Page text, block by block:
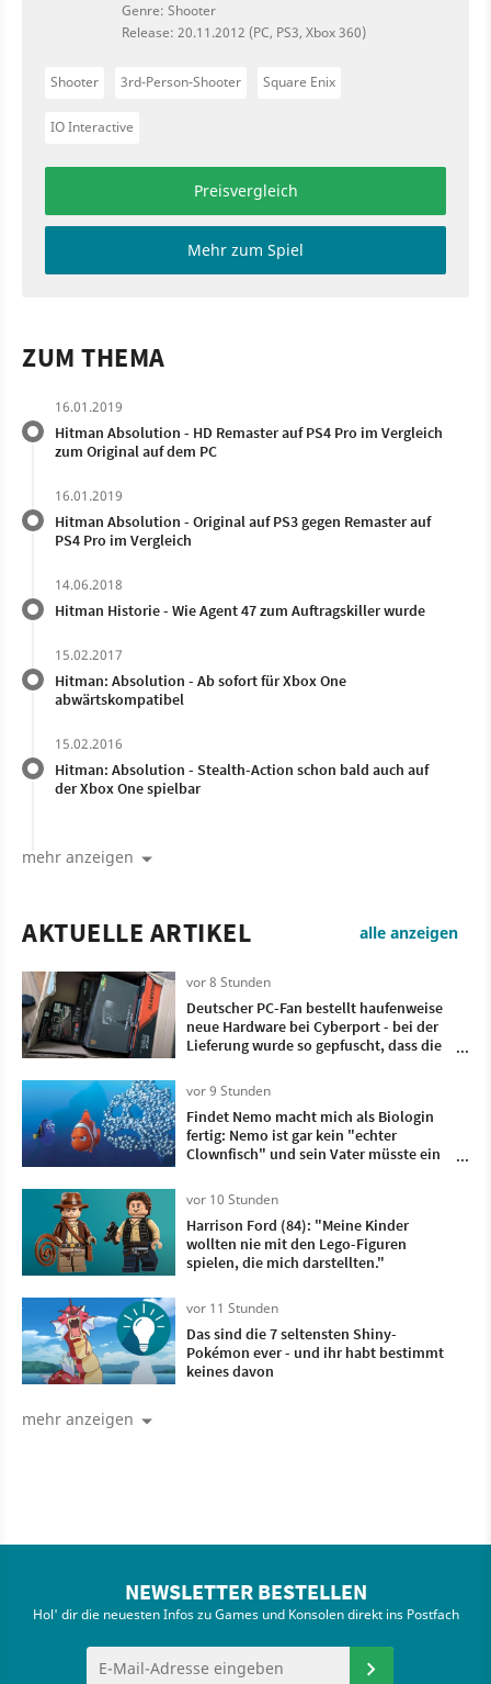
Genre: Shooter
Release: 20.11.2012 (PC, PS3, Xbox 360)
Shooter 3rd-Person-Shooter Square Enix
IO Interactive
Preisvergleich
Mehr zum Spiel
ZUM THEMA
16.01.2019
Hitman Absolution - HD Remaster auf PS4 Pro im Vergleich
zum Original auf dem PC
16.01.2019
Hitman Absolution - Original auf PS3 gegen Remaster auf
PS4 Pro im Vergleich
14.06.2018
Hitman Historie - Wie Agent 47 zum Auftragskiller wurde
15.02.2017
Hitman: Absolution - Ab sofort für Xbox One
abwärtskompatibel
15.02.2016
Hitman: Absolution - Stealth-Action schon bald auch auf
der Xbox One spielbar
mehr anzeigen
AKTUELLE ARTIKEL alle anzeigen
vor 8 Stunden
Deutscher PC-Fan bestellt haufenweise
neue Hardware bei Cyberport - bei der
Lieferung wurde so gepfuscht, dass die
eingerissen sind
vor 9 Stunden
Findet Nemo macht mich als Biologin
fertig: Nemo ist gar kein "echter
Clownfisch" und sein Vater müsste ein
vor 10 Stunden
Harrison Ford (84): "Meine Kinder
wollten nie mit den Lego-Figuren
spielen, die mich darstellten."
vor 11 Stunden
Das sind die 7 seltensten Shiny-
Pokémon ever - und ihr habt bestimmt
keines davon
mehr anzeigen
NEWSLETTER BESTELLEN
Hol' dir die neuesten Infos zu Games und Konsolen direkt ins Postfach